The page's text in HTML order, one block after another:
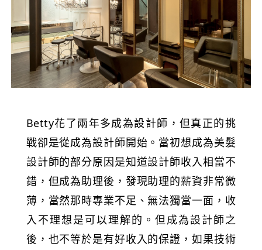
Betty花了兩年多成為設計師，但真正的挑
戰卻是從成為設計師開始。當初想成為美髮
設計師的部分原因是知道設計師收入相當不
錯，但成為助理後，發現助理的薪資非常微
薄，當然那時專業不足、無法獨當一面，收
入不理想是可以理解的。但成為設計師之
後，也不等於是有好收入的保證，如果技術